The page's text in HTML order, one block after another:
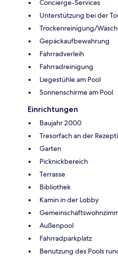
Concierge-Services
Unterstützung bei der
Trockenreinigung/
Gepäckaufbewahrung
Fahrradverleih
Fahrradreinigung
Liegestühle am Pool
Sonnenschirme am Pool
Einrichtungen
Baujahr 2000
Tresorfach an der
Garten
Picknickbereich
Terrasse
Bibliothek
Kamin in der Lobby
Außenpool
Fahrradparkplatz
Benutzung des Pools